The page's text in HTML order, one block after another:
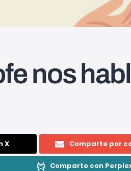
nos
X Comparte por
Comparte con